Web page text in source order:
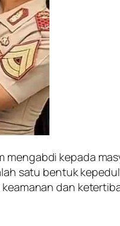
mengabdi kepada
satu bentuk
dan